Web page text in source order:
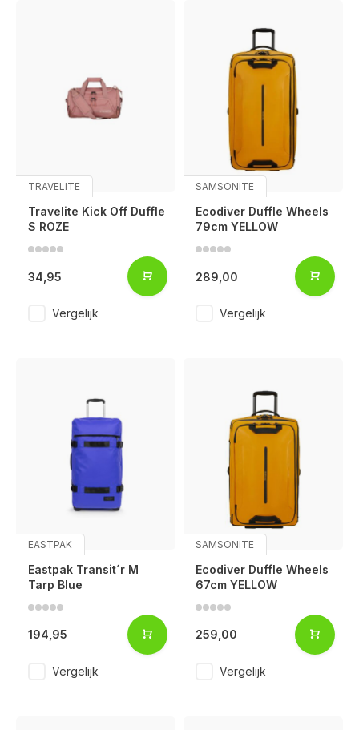
TRAVELITE
Travelite Kick Off Duffle
S ROZE
34,95
Vergelijk
SAMSONITE
Ecodiver Duffle Wheels
79cm YELLOW
289,00
Vergelijk
EASTPAK
Eastpak Transit´r M
Tarp Blue
194,95
Vergelijk
SAMSONITE
Ecodiver Duffle Wheels
67cm YELLOW
259,00
Vergelijk